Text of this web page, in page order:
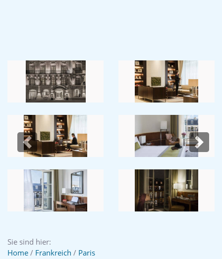
Previous Next
Sie sind hier:
Home / Frankreich / Paris